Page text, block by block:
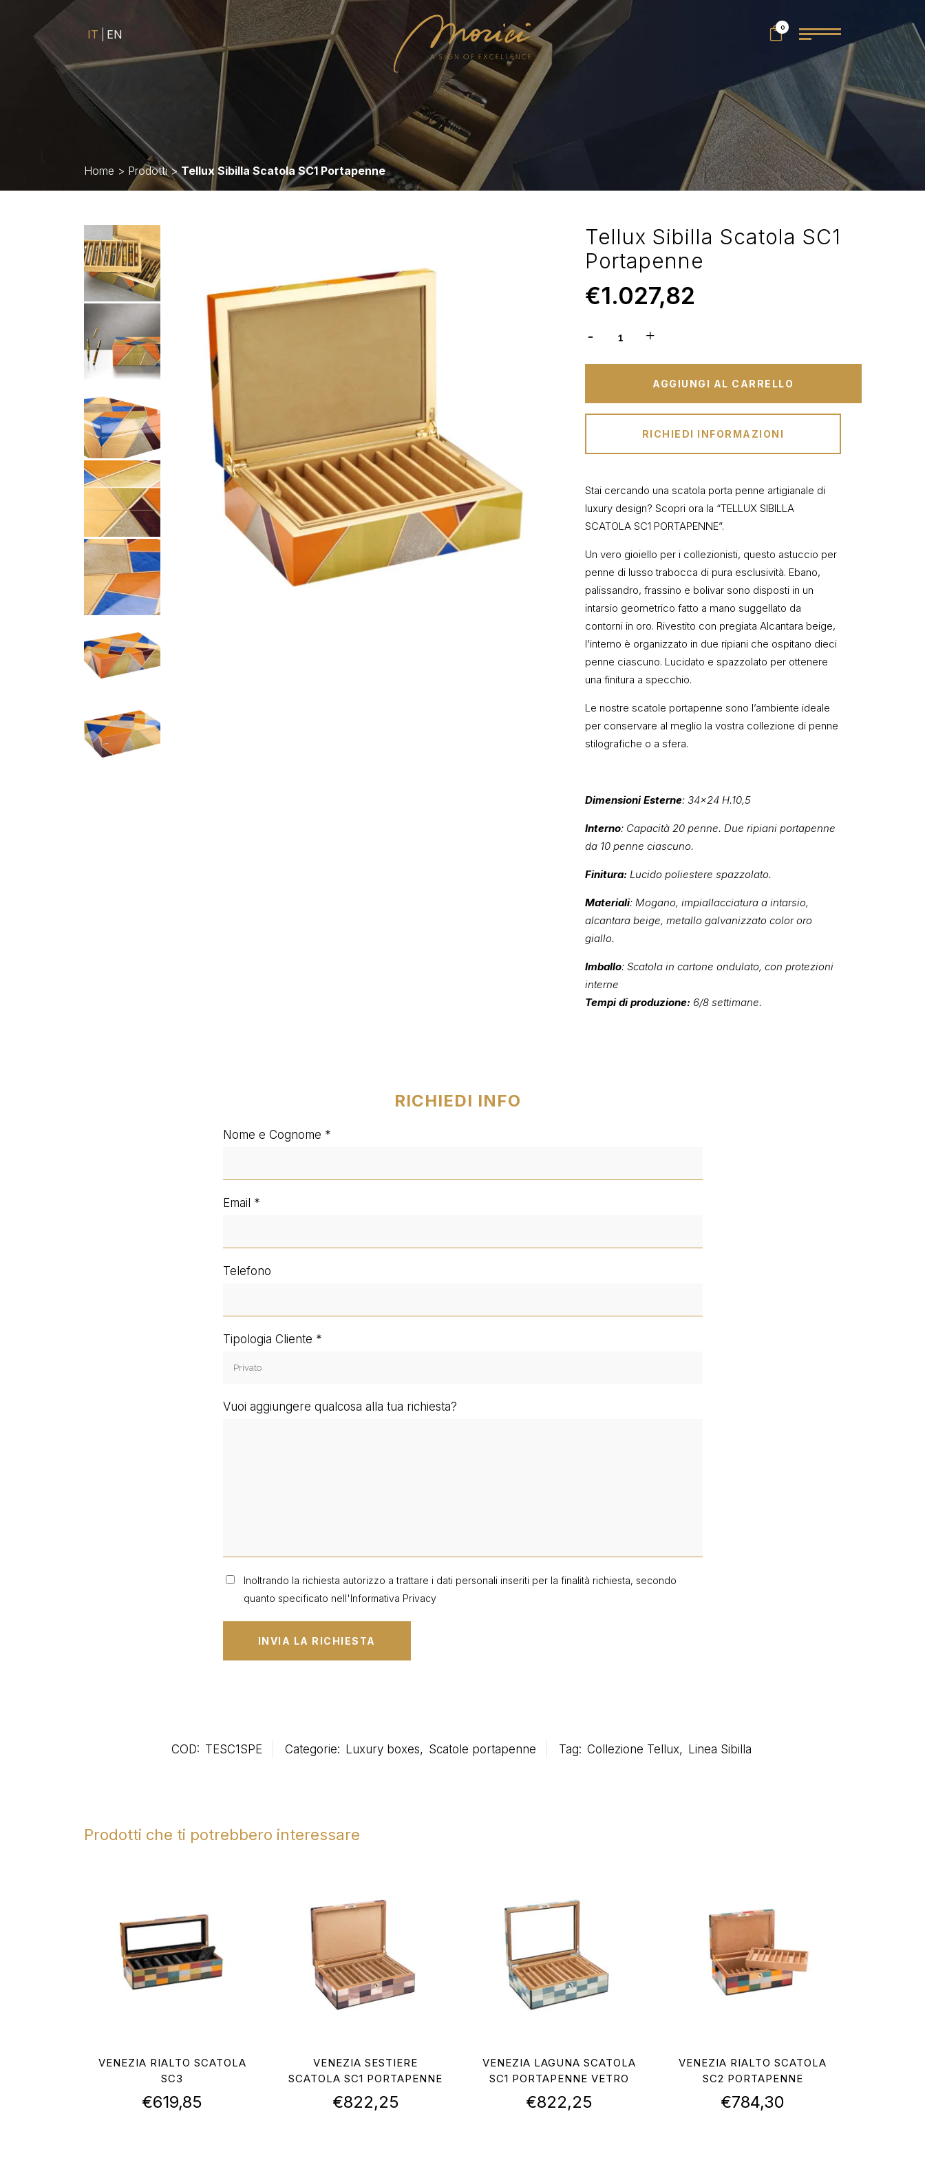
IT EN
0
Home > Prodotti>Tellux Sibilla Scatola SC1 Portapenne
Tellux Sibilla Scatola SC1
Portapenne
€1.027,82
AGGIUNGI AL CARRELLO
RICHIEDI INFORMAZIONI
Stai cercando una scatola porta penne artigianale di
luxury design? Scopri ora la “TELLUX SIBILLA
SCATOLA SC1 PORTAPENNE”.
Un vero gioiello per i collezionisti, questo astuccio per
penne di lusso trabocca di pura esclusività. Ebano,
palissandro, frassino e bolivar sono disposti in un
intarsio geometrico fatto a mano suggellato da
contorni in oro. Rivestito con pregiata Alcantara beige,
l’interno è organizzato in due ripiani che ospitano dieci
penne ciascuno. Lucidato e spazzolato per ottenere
una finitura a specchio.
Le nostre scatole portapenne sono l’ambiente ideale
per conservare al meglio la vostra collezione di penne
stilografiche o a sfera.
Dimensioni Esterne: 34×24 H.10,5
Interno: Capacità 20 penne. Due ripiani portapenne
da 10 penne ciascuno.
Finitura: Lucido poliestere spazzolato.
Materiali: Mogano, impiallacciatura a intarsio,
alcantara beige, metallo galvanizzato color oro
giallo.
Imballo: Scatola in cartone ondulato, con protezioni
interne
Tempi di produzione: 6/8 settimane.
RICHIEDI INFO
Nome e Cognome
Email
Telefono
Tipologia Cliente
Vuoi aggiungere qualcosa alla tua richiesta?
Inoltrando la richiesta autorizzo a trattare i dati personali inseriti per la finalità richiesta, secondo
quanto specificato nell'Informativa Privacy
COD: TESC1SPE Categorie: Luxury boxes, Scatole portapenne Tag: Collezione Tellux, Linea Sibilla
Prodotti che ti potrebbero interessare
VENEZIA RIALTO SCATOLA
SC3
€619,85
VENEZIA SESTIERE
SCATOLA SC1 PORTAPENNE
€822,25
VENEZIA LAGUNA SCATOLA
SC1 PORTAPENNE VETRO
€822,25
VENEZIA RIALTO SCATOLA
SC2 PORTAPENNE
€784,30